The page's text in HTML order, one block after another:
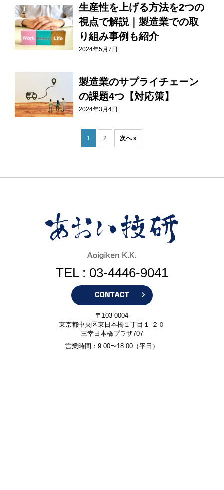
生産性を上げる方法を2つの
視点で解説｜製造業での取
り組み事例も紹介
2024年5月7日
製造業のサプライチェーン
の課題4つ【対応策】
2024年3月4日
1 2 次へ »
TEL : 03-4446-9041
〒103-0004
東京都中央区東日本橋１丁目１-２０
三幸日本橋プラザ707
営業時間：9:00〜18:00（平日）